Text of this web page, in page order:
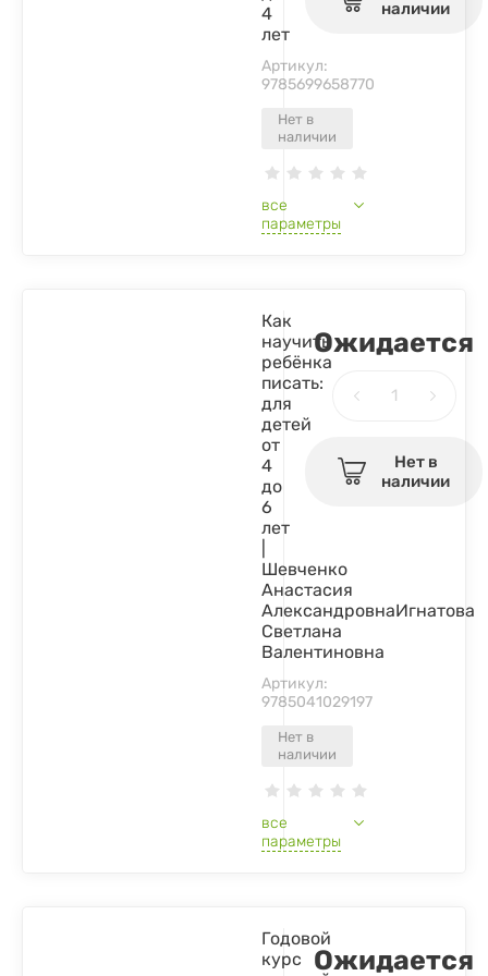
Нет в
наличии
4
лет
Артикул:
9785699658770
все
параметры
наличии
Нет в
наличии
Как
научить
ребёнка
писать:
для
детей
от
4
до
6
лет
Шевченко
Анастасия
АлександровнаИгнатова
Светлана
Валентиновна
Артикул:
9785041029197
все
параметры
Ожидается
Нет в
наличии
Годовой
курс
Ожидается